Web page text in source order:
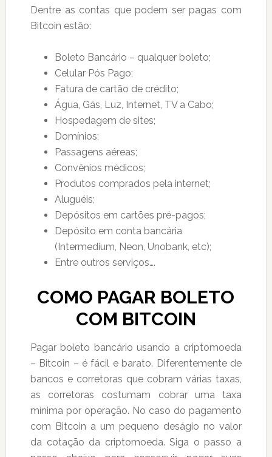
Dentre as contas que podem ser pagas com
Bitcoin estão:
Boleto Bancário – qualquer boleto;
Celular Pós Pago;
Fatura de cartão de crédito;
Água, Gás, Luz, Internet, TV a Cabo;
Hospedagem de sites;
Domínios;
Passagens aéreas;
Convênios médicos;
Produtos comprados pela internet;
Aluguéis;
Depósitos em cartões pré-pagos;
Depósito em conta bancária
(Intermedium, Neon, Unobank, etc);
Entre outros serviços….
COMO PAGAR BOLETO
COM BITCOIN
Pagar boleto bancário usando a criptomoeda
– Bitcoin – é fácil e barato. Diferentemente de
bancos e corretoras que cobram várias taxas,
as corretoras costumam cobrar uma taxa
mínima por operação. No caso do pagamento
com Bitcoin a um pequeno deságio no valor
da cotação da criptomoeda. Siga o passo a